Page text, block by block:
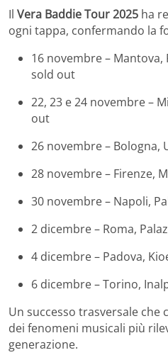
Il Vera Baddie Tour 2025 ha
ogni tappa, confermando la
16 novembre – Mantova,
sold out
22, 23 e 24 novembre –
out
26 novembre – Bologna,
28 novembre – Firenze,
30 novembre – Napoli,
2 dicembre – Roma,
4 dicembre – Padova,
6 dicembre – Torino,
Un successo trasversale che
dei fenomeni musicali più
generazione.